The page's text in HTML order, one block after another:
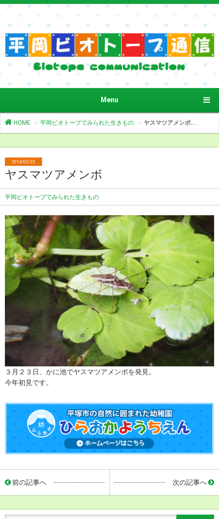
Menu
HOME 平岡ビオトープでみられた生きもの ヤスマツアメンボ...
2016/03/23
ヤスマツアメンボ
平岡ビオトープでみられた生きもの
３月２３日、かに池でヤスマツアメンボを発見。
今年初見です。
前の記事へ 次の記事へ